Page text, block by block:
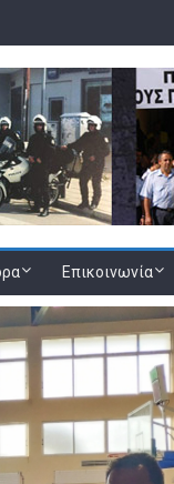
Επικοινωνία